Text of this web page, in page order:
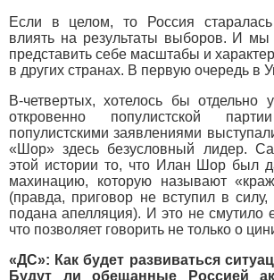
Если в целом, то Россия
влиять на результаты выборов. И
представить себе масштабы и
в других странах. В первую очередь в
В-четвертых, хотелось бы отдельно
откровенно популистской
популистскими заявлениями
«Шор» здесь безусловный лидер.
этой истории то, что Илан Шор был
махинацию, которую называют
(правда, приговор не вступил в силу,
подана апелляция). И это не смутило
что позволяет говорить не только о
«ДС»: Как будет развиваться
Будут ли обещанные Россией